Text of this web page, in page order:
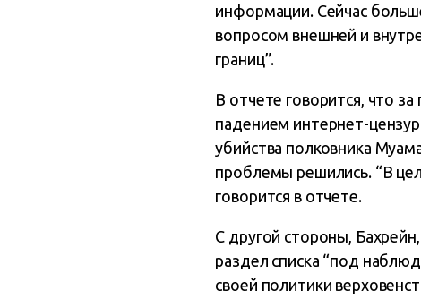
информации. Сейчас
вопросом внешней и
границ”.
В отчете говорится, что
падением интернет-
убийства полковника
проблемы решились. “В
говорится в отчете.
С другой стороны,
раздел списка “под
своей политики